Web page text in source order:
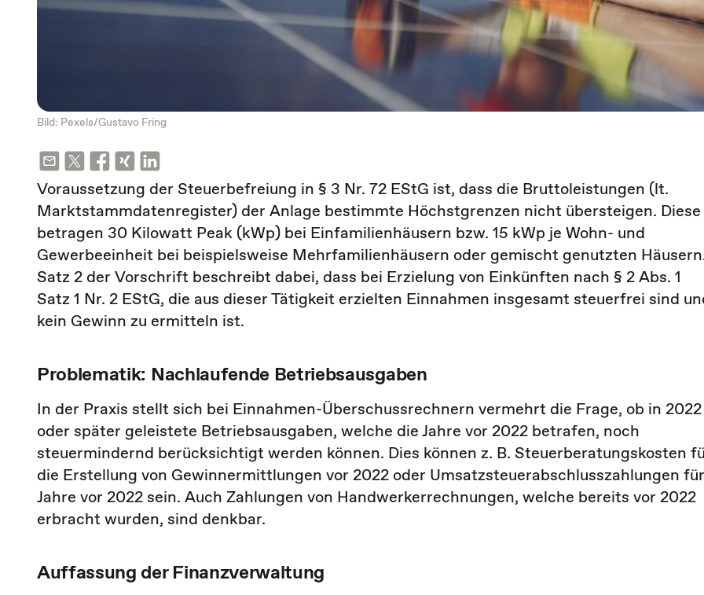
Bild: Pexels/Gustavo Fring
Voraussetzung der Steuerbefreiung in § 3 Nr. 72 EStG ist, dass die Bruttoleistungen (lt.
Marktstammdatenregister) der Anlage bestimmte Höchstgrenzen nicht übersteigen. Diese
betragen 30 Kilowatt Peak (kWp) bei Einfamilienhäusern bzw. 15 kWp je Wohn- und
Gewerbeeinheit bei beispielsweise Mehrfamilienhäusern oder gemischt genutzten
Satz 2 der Vorschrift beschreibt dabei, dass bei Erzielung von Einkünften nach § 2 Abs. 1
Satz 1 Nr. 2 EStG, die aus dieser Tätigkeit erzielten Einnahmen insgesamt steuerfrei sind
kein Gewinn zu ermitteln ist.
Problematik: Nachlaufende Betriebsausgaben
In der Praxis stellt sich bei Einnahmen-Überschussrechnern vermehrt die Frage, ob in 2022
oder später geleistete Betriebsausgaben, welche die Jahre vor 2022 betrafen, noch
steuermindernd berücksichtigt werden können. Dies können z. B. Steuerberatungskosten
die Erstellung von Gewinnermittlungen vor 2022 oder Umsatzsteuerabschlusszahlungen für
Jahre vor 2022 sein. Auch Zahlungen von Handwerkerrechnungen, welche bereits vor 2022
erbracht wurden, sind denkbar.
Auffassung der Finanzverwaltung